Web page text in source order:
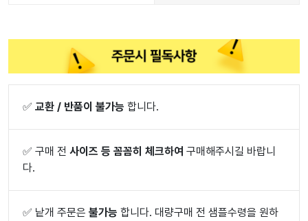
✅ 교환 / 반품이 불가능 합니다.
✅ 구매 전 사이즈 등 꼼꼼히 체크하여 구매해주시길 바랍니
다.
✅ 낱개 주문은 불가능 합니다. 대량구매 전 샘플수령을 원하